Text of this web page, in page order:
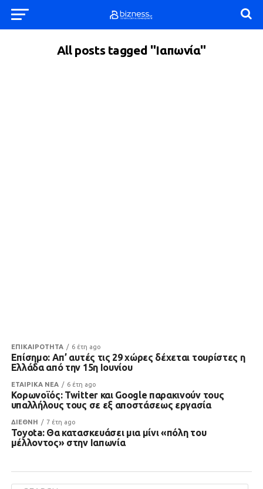
All posts tagged "Ιαπωνία"
ΕΠΙΚΑΙΡΟΤΗΤΑ 6 έτη ago
Επίσημο: Απ’ αυτές τις 29 χώρες δέχεται τουρίστες η
Ελλάδα από την 15η Ιουνίου
ΕΤΑΙΡΙΚΑ ΝΕΑ 6 έτη ago
Κορωνοϊός: Twitter και Google παρακινούν τους
υπαλλήλους τους σε εξ αποστάσεως εργασία
ΔΙΕΘΝΗ 7 έτη ago
Toyota: Θα κατασκευάσει μια μίνι «πόλη του
μέλλοντος» στην Ιαπωνία